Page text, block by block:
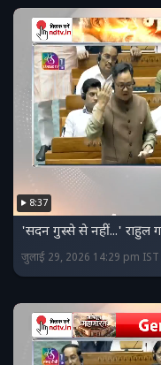
8:37
'सदन गुस्से से नहीं...' राहुल
जुलाई 29, 2026 14:29 pm IST